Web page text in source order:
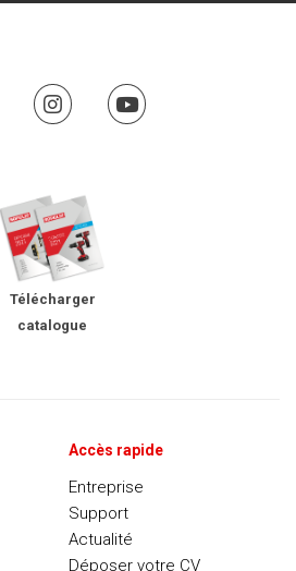
Télécharger
catalogue
Accès rapide
Entreprise
Support
Actualité
Déposer votre CV